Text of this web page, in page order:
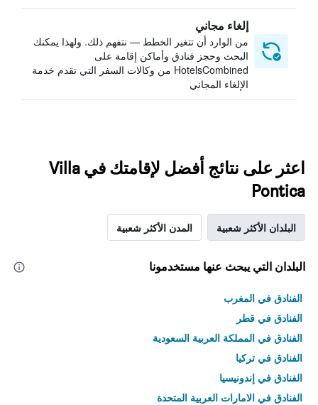
إلغاء مجاني
من الوارد أن تتغير الخطط — نتفهم ذلك. ولهذا يمكنك
البحث وحجز فنادق وأماكن إقامة على
HotelsCombined من وكالات السفر التي تقدم خدمة
الإلغاء المجاني
اعثر على نتائج أفضل لإقامتك في Villa
Pontica
البلدان الأكثر شعبية المدن الأكثر شعبية
البلدان التي يبحث عنها مستخدمونا
الفنادق في المغرب
الفنادق في قطر
الفنادق في المملكة العربية السعودية
الفنادق في تركيا
الفنادق في إندونيسيا
الفنادق في الامارات العربية المتحدة